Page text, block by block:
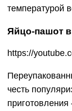
температурой
Яйцо-пашот в
https://
честь